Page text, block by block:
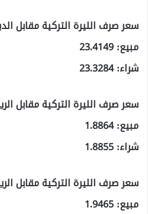
سعر صرف الليرة التركية مقابل
مبيع: 23.4149
شراء: 23.3284
سعر صرف الليرة التركية مقابل
مبيع: 1.8864
شراء: 1.8855
سعر صرف الليرة التركية مقابل
مبيع: 1.9465